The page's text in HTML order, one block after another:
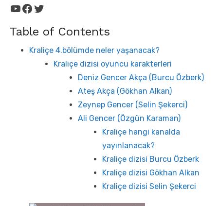
YouTube
Facebook
Twitter
Table of Contents
Kraliçe 4.bölümde neler yaşanacak?
Kraliçe dizisi oyuncu karakterleri
Deniz Gencer Akça (Burcu Özberk)
Ateş Akça (Gökhan Alkan)
Zeynep Gencer (Selin Şekerci)
Ali Gencer (Özgün Karaman)
Kraliçe hangi kanalda
yayınlanacak?
Kraliçe dizisi Burcu Özberk
Kraliçe dizisi Gökhan Alkan
Kraliçe dizisi Selin Şekerci